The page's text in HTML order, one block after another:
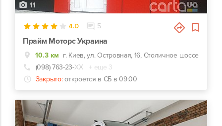
11
4.0 5
Прайм Моторс Украина
10.3 км г. Киев, ул. Островная, 16, Столичное шоссе
(098) 763-23-ХХ
+ еще 3
Закрыто: откроется в СБ в 09:00